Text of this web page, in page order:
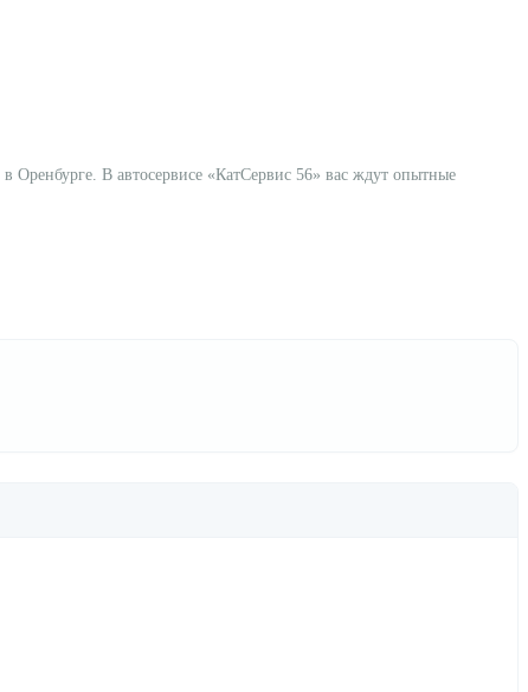
в Оренбурге. В автосервисе «КатСервис 56» вас ждут опытные